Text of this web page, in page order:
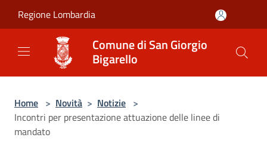
Regione Lombardia
Comune di San Giorgio
Bigarello
Home > Novità > Notizie >
Incontri per presentazione attuazione delle linee di
mandato